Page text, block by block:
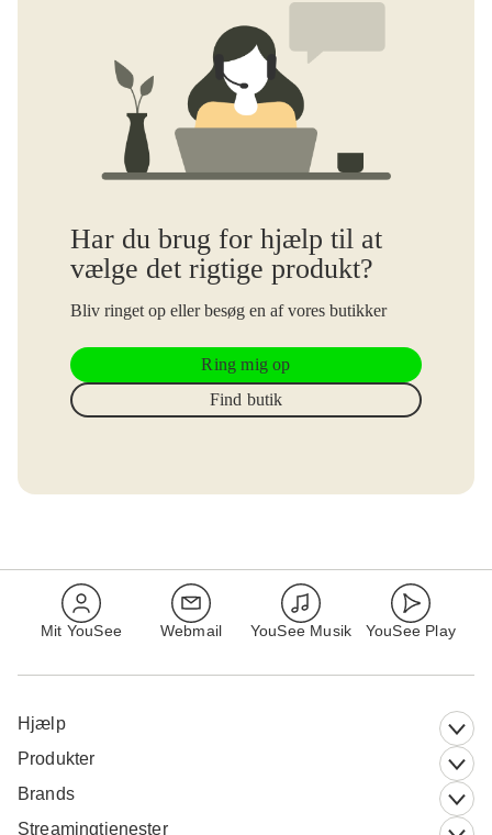
Har du brug for hjælp til at
vælge det rigtige produkt?
Bliv ringet op eller besøg en af vores butikker
Ring mig op
Find butik
Mit YouSee Webmail YouSee Musik YouSee Play
Hjælp
Produkter
Brands
Streamingtjenester